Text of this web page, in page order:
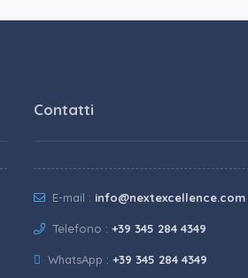
Contatti
E-mail : info@nextexcellence.com
Telefono : +39 345 284 4349
WhatsApp : +39 345 284 4349